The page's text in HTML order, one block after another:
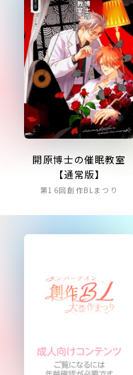
開原博士の催眠教室
【通常版】
第16回創作BLまつり